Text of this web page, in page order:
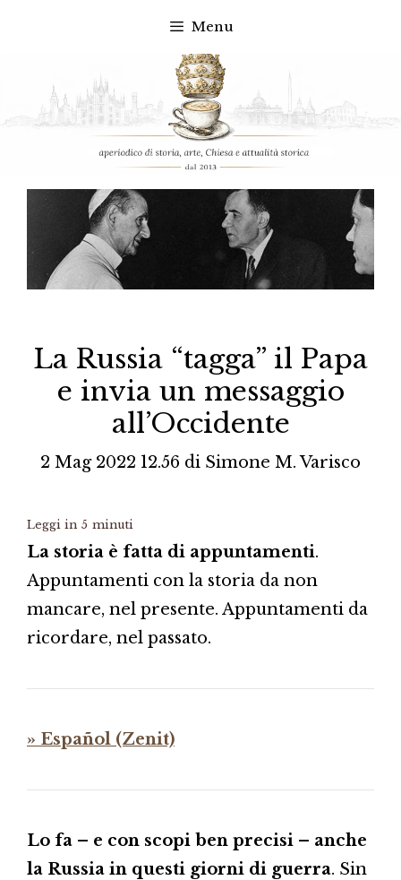
contenuto
Menu
La Russia “tagga” il Papa
e invia un messaggio
all’Occidente
2 Mag 2022 12.56 di Simone M. Varisco
Leggi in 5 minuti
La storia è fatta di appuntamenti.
Appuntamenti con la storia da non
mancare, nel presente. Appuntamenti da
ricordare, nel passato.
» Español (Zenit)
Lo fa – e con scopi ben precisi – anche
la Russia in questi giorni di guerra. Sin